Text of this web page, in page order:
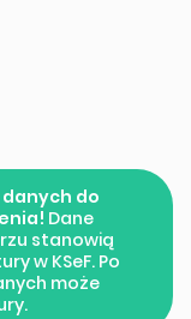
do
Dane
stanowią
w KSeF. Po
może